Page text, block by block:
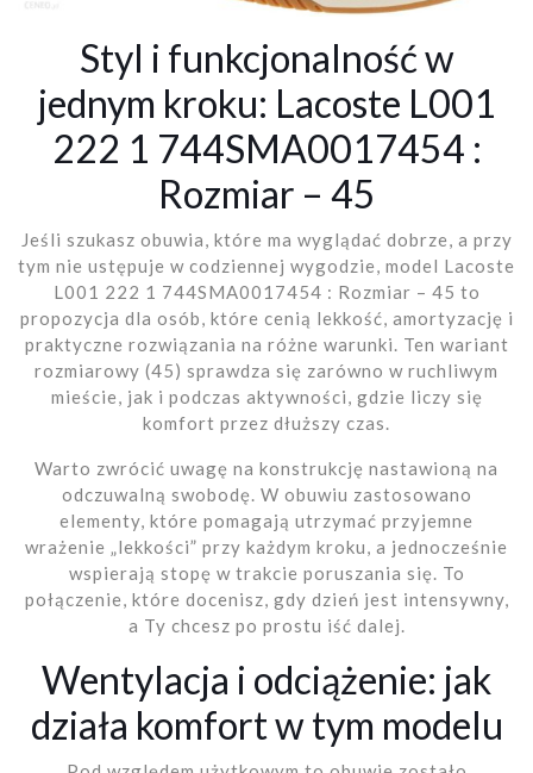
Styl i funkcjonalność w
jednym kroku: Lacoste L001
222 1 744SMA0017454 :
Rozmiar – 45
Jeśli szukasz obuwia, które ma wyglądać dobrze, a przy
tym nie ustępuje w codziennej wygodzie, model Lacoste
L001 222 1 744SMA0017454 : Rozmiar – 45 to
propozycja dla osób, które cenią lekkość, amortyzację i
praktyczne rozwiązania na różne warunki. Ten wariant
rozmiarowy (45) sprawdza się zarówno w ruchliwym
mieście, jak i podczas aktywności, gdzie liczy się
komfort przez dłuższy czas.
Warto zwrócić uwagę na konstrukcję nastawioną na
odczuwalną swobodę. W obuwiu zastosowano
elementy, które pomagają utrzymać przyjemne
wrażenie „lekkości” przy każdym kroku, a jednocześnie
wspierają stopę w trakcie poruszania się. To
połączenie, które docenisz, gdy dzień jest intensywny,
a Ty chcesz po prostu iść dalej.
Wentylacja i odciążenie: jak
działa komfort w tym modelu